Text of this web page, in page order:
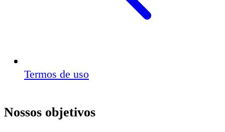
Termos de uso
Nossos objetivos